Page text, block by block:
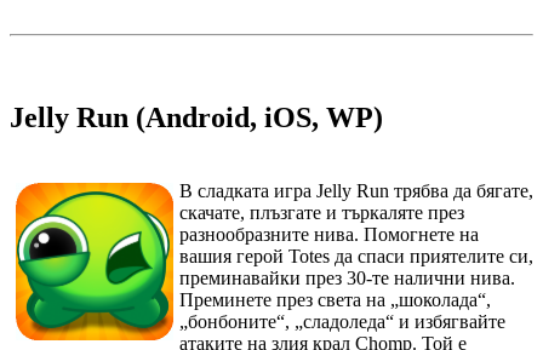
Jelly Run (Android, iOS, WP)
В сладката игра Jelly Run трябва да бягате,
скачате, плъзгате и търкаляте през
разнообразните нива. Помогнете на
вашия герой Totes да спаси приятелите си,
преминавайки през 30-те налични нива.
Преминете през света на „шоколада“,
„бонбоните“, „сладоледа“ и избягвайте
атаките на злия крал Chomp. Той е